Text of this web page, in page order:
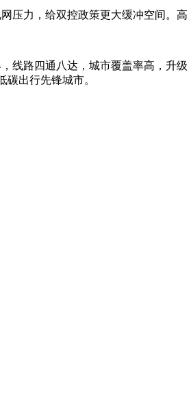
压力，给双控政策更大缓冲空间。高
线路四通八达，城市覆盖率高，升级
出行先锋城市。